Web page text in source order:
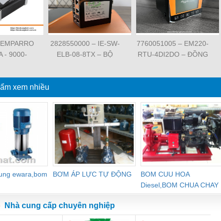
- 9000-
IP67
1-
2828550000 – IE-SW-
ELB-08-8TX – BỘ
RJ45 – WEIDMULLER
7760051005 – EM220-
RTU-4DI2DO – ĐỒNG
ĐO ĐIỆN ÁP –
xem nhiều
ewara,bom
BƠM ÁP LỰC TỰ ĐỘNG
BOM CUU HOA
Diesel,BOM CHUA CHAY
Nhà cung cấp chuyên nghiệp